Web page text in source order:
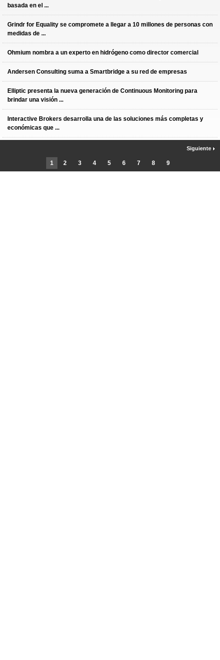
basada en el ...
Grindr for Equality se compromete a llegar a 10 millones de personas con
medidas de ...
Ohmium nombra a un experto en hidrógeno como director comercial
Andersen Consulting suma a Smartbridge a su red de empresas
Elliptic presenta la nueva generación de Continuous Monitoring para
brindar una visión ...
Interactive Brokers desarrolla una de las soluciones más completas y
económicas que ...
1 2 3 4 5 6 7 8 9
Siguiente